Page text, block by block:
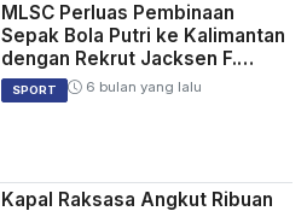
MLSC Perluas Pembinaan
Sepak Bola Putri ke Kalimantan
dengan Rekrut Jacksen F.
Tiago
SPORT 6 bulan yang lalu
Kapal Raksasa Angkut Ribuan